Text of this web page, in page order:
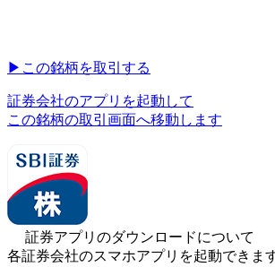
▶︎ この銘柄を取引する
証券会社のアプリを起動して
この銘柄の取引画面へ移動します
証券アプリのダウンロードについて
各証券会社のスマホアプリを起動できま